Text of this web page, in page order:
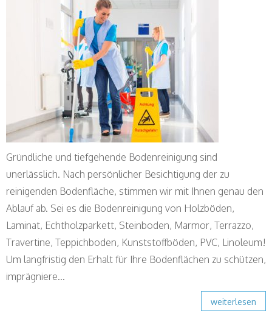
Gründliche und tiefgehende Bodenreinigung sind
unerlässlich. Nach persönlicher Besichtigung der zu
reinigenden Bodenfläche, stimmen wir mit Ihnen genau den
Ablauf ab. Sei es die Bodenreinigung von Holzböden,
Laminat, Echtholzparkett, Steinboden, Marmor, Terrazzo,
Travertine, Teppichboden, Kunststoffböden, PVC, Linoleum!
Um langfristig den Erhalt für Ihre Bodenflächen zu schützen,
imprägniere...
weiterlesen